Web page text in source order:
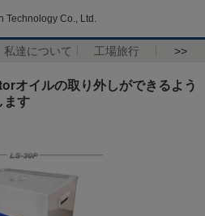
Technology Co., Ltd.
私達について 工場旅行 >>
オイルの取り外しができるよう
ます